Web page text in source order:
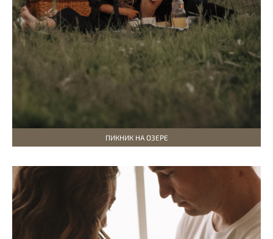
ПИКНИК НА ОЗЕРЕ